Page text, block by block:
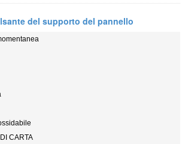
del supporto del pannello
CARTA